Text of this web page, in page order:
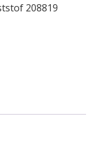
208819